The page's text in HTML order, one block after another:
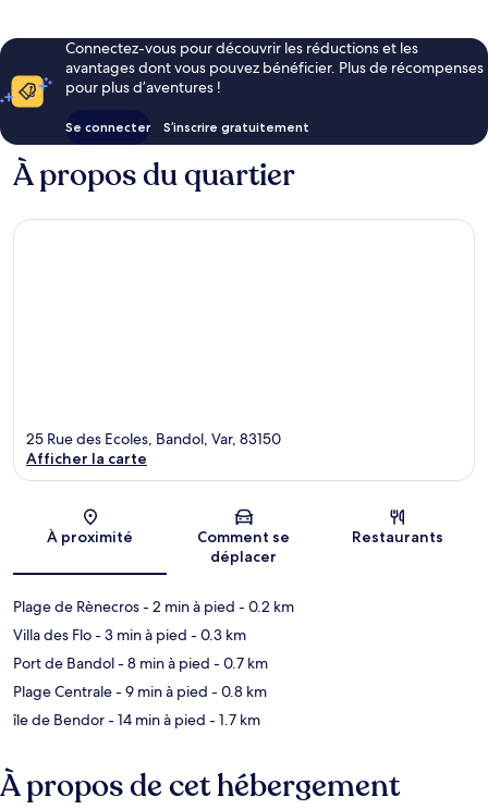
Connectez-vous pour découvrir les réductions et les
avantages dont vous pouvez bénéficier. Plus de récompenses
pour plus d’aventures !
Se connecter S’inscrire gratuitement
À propos du quartier
Carte
25 Rue des Ecoles, Bandol, Var, 83150
Afficher la carte
À proximité
Comment se
déplacer
Restaurants
Plage de Rènecros- 2 min à pied - 0.2 km
Villa des Flo- 3 min à pied - 0.3 km
Port de Bandol- 8 min à pied - 0.7 km
Plage Centrale- 9 min à pied - 0.8 km
île de Bendor- 14 min à pied - 1.7 km
À propos de cet hébergement